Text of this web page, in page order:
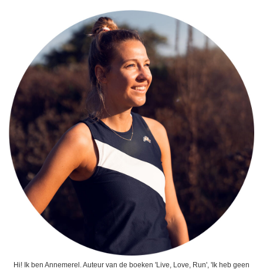
Hi! Ik ben Annemerel. Auteur van de boeken 'Live, Love, Run', 'Ik heb geen